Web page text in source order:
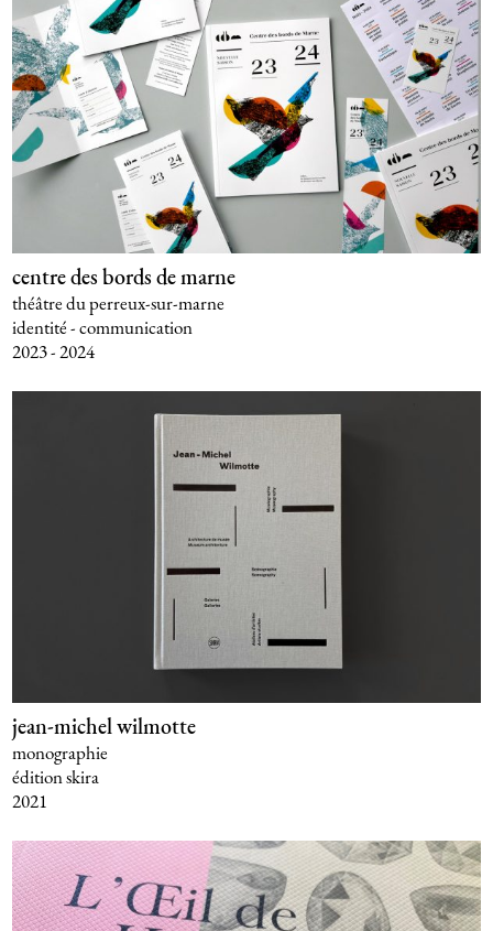
centre des bords de marne
théâtre du perreux-sur-marne
identité - communication
2023 - 2024
jean-michel wilmotte
monographie
édition skira
2021